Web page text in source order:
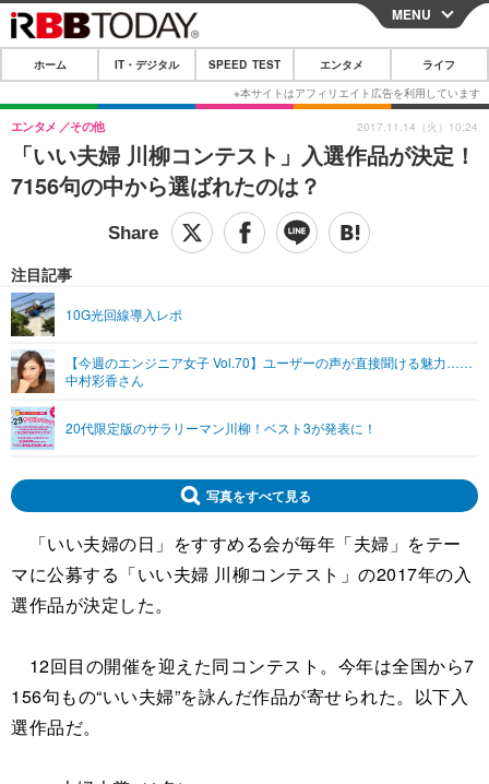
CLOSE
ホーム
IT・デジタル
IT・デジタルTOP スマートフォン
その他
SPEED TEST
映画・ドラマ
グラビア
ショッピング その他
ライフTOP
その他
リリース一覧
プッシュ通知の停止方法
MENU
ホーム IT・デジタル SPEED TEST エンタメ ライフ
「いい夫婦 川柳コンテスト」入選作品が決定！
7156句の中から選ばれたのは？
エンタメ その他
注目記事
10G光回線導入レポ
【今週のエンジニア女子 Vol.70】ユーザーの声が直接聞ける魅力……
中村彩香さん
20代限定版のサラリーマン川柳！ベスト3が発表に！
2017.11.14（火）10:24
写真をすべて見る
「いい夫婦の日」をすすめる会が毎年「夫婦」をテー
マに公募する「いい夫婦 川柳コンテスト」の2017年の入
選作品が決定した。
12回目の開催を迎えた同コンテスト。今年は全国から7
156句もの“いい夫婦”を詠んだ作品が寄せられた。以下入
選作品だ。